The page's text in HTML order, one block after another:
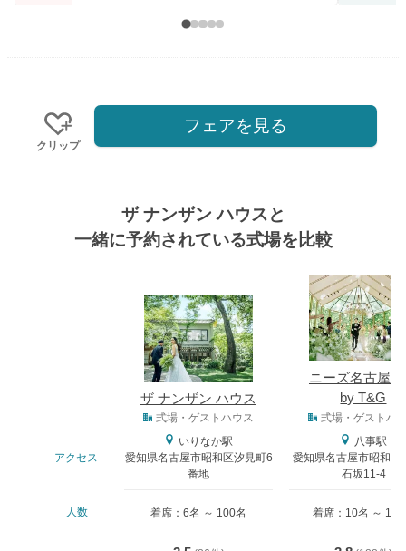
クリップ
フェアを見る
ザ ナンザン ハウスと
一緒に予約されている式場を比較
ザ ナンザン ハウス
ニーズ名古屋
by T&G
式場・ゲストハウス 式場・ゲストハ
アクセス
いりなか駅
愛知県名古屋市昭和区汐見町6
番地
八事駅
愛知県名古屋市昭和区
石坂11-4
人数 着席：6名 ～ 100名 着席：10名 ～ 130